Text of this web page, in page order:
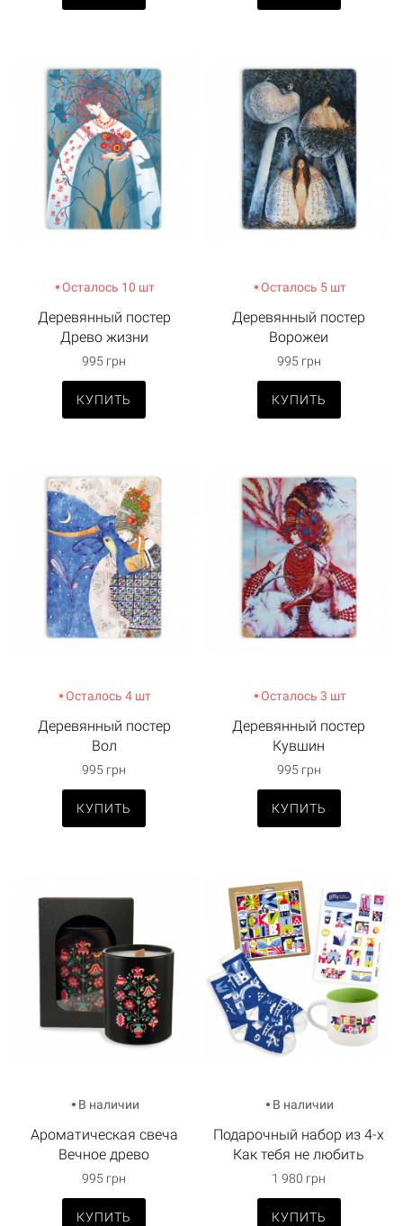
Осталось 10 шт
Деревянный постер
Древо жизни
995 грн
КУПИТЬ
Осталось 5 шт
Деревянный постер
Ворожеи
995 грн
КУПИТЬ
Осталось 4 шт
Деревянный постер
Вол
995 грн
КУПИТЬ
Осталось 3 шт
Деревянный постер
Кувшин
995 грн
КУПИТЬ
В наличии
Ароматическая свеча
Вечное древо
995 грн
КУПИТЬ
В наличии
Подарочный набор из 4-х
Как тебя не любить
1 980 грн
КУПИТЬ